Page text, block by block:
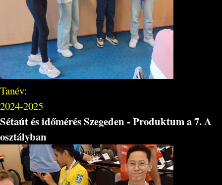
Tanév:
2024-2025
Sétaút és időmérés Szegeden - Produktum a 7. A
osztályban